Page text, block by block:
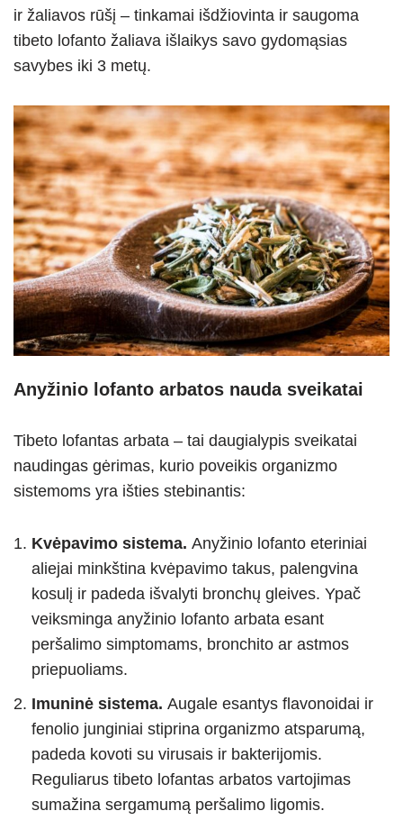
ir žaliavos rūšį – tinkamai išdžiovinta ir saugoma
tibeto lofanto žaliava išlaikys savo gydomąsias
savybes iki 3 metų.
Anyžinio lofanto arbatos nauda sveikatai
Tibeto lofantas arbata – tai daugialypis sveikatai
naudingas gėrimas, kurio poveikis organizmo
sistemoms yra išties stebinantis:
Kvėpavimo sistema. Anyžinio lofanto eteriniai
aliejai minkština kvėpavimo takus, palengvina
kosulį ir padeda išvalyti bronchų gleives. Ypač
veiksminga anyžinio lofanto arbata esant
peršalimo simptomams, bronchito ar astmos
priepuoliams.
Imuninė sistema. Augale esantys flavonoidai ir
fenolio junginiai stiprina organizmo atsparumą,
padeda kovoti su virusais ir bakterijomis.
Reguliarus tibeto lofantas arbatos vartojimas
sumažina sergamumą peršalimo ligomis.